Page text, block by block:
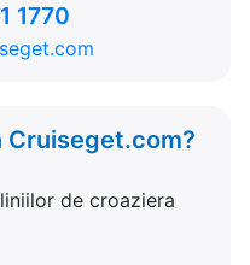
1770
Cruiseget.com?
de croaziera